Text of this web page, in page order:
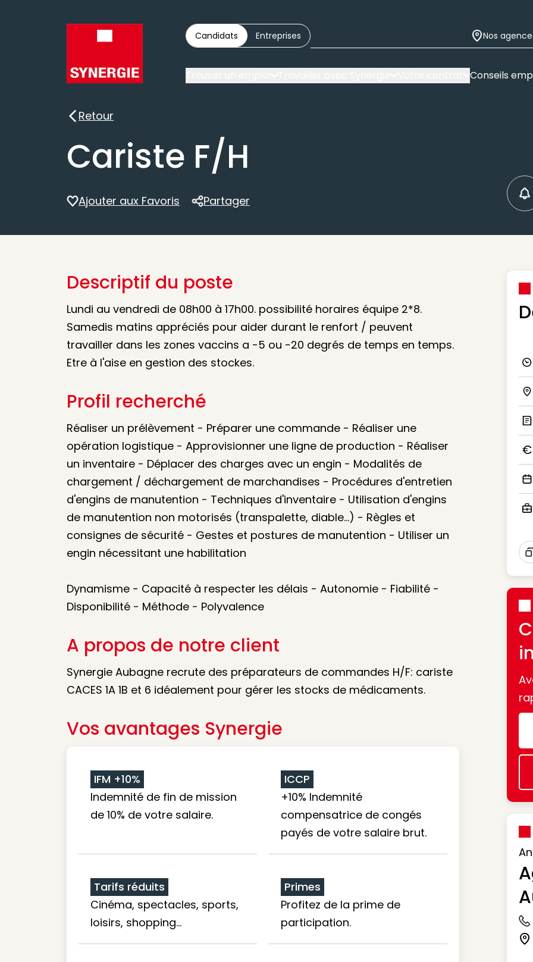
Candidats Entreprises Nos
Conseils
Retour
Retour
Cariste F/H
Ajouter aux Favoris
Partager
Partager
Descriptif du poste
Lundi au vendredi de 08h00 à 17h00. possibilité horaires équipe 2*8.
Samedis matins appréciés pour aider durant le renfort / peuvent
travailler dans les zones vaccins a -5 ou -20 degrés de temps en temps.
Etre à l'aise en gestion des stockes.
Profil recherché
Réaliser un prélèvement - Préparer une commande - Réaliser une
opération logistique - Approvisionner une ligne de production - Réaliser
un inventaire - Déplacer des charges avec un engin - Modalités de
chargement / déchargement de marchandises - Procédures d'entretien
d'engins de manutention - Techniques d'inventaire - Utilisation d'engins
de manutention non motorisés (transpalette, diable...) - Règles et
consignes de sécurité - Gestes et postures de manutention - Utiliser un
engin nécessitant une habilitation
Dynamisme - Capacité à respecter les délais - Autonomie - Fiabilité -
Disponibilité - Méthode - Polyvalence
A propos de notre client
Synergie Aubagne recrute des préparateurs de commandes H/F: cariste
CACES 1A 1B et 6 idéalement pour gérer les stocks de médicaments.
Vos avantages Synergie
IFM +10%
Indemnité de fin de mission
de 10% de votre salaire.
ICCP
+10% Indemnité
compensatrice de congés
payés de votre salaire brut.
Tarifs réduits
Cinéma, spectacles, sports,
loisirs, shopping...
Primes
Profitez de la prime de
participation.